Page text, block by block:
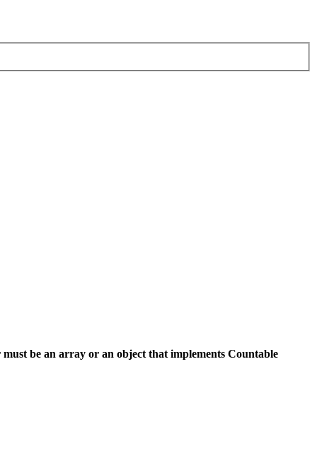
be an array or an object that implements Countable